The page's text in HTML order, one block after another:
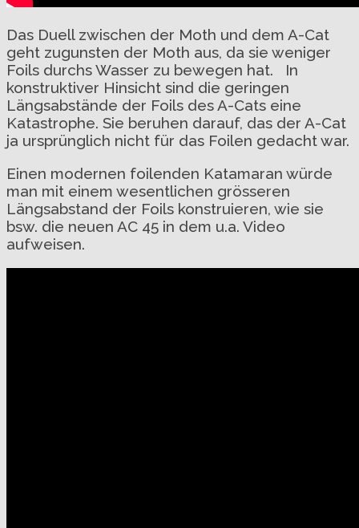
Das Duell zwischen der Moth und dem A-Cat
geht zugunsten der Moth aus, da sie weniger
Foils durchs Wasser zu bewegen hat. In
konstruktiver Hinsicht sind die geringen
Längsabstände der Foils des A-Cats eine
Katastrophe. Sie beruhen darauf, das der A-Cat
ja ursprünglich nicht für das Foilen gedacht war.
Einen modernen foilenden Katamaran würde
man mit einem wesentlichen grösseren
Längsabstand der Foils konstruieren, wie sie
bsw. die neuen AC 45 in dem u.a. Video
aufweisen.